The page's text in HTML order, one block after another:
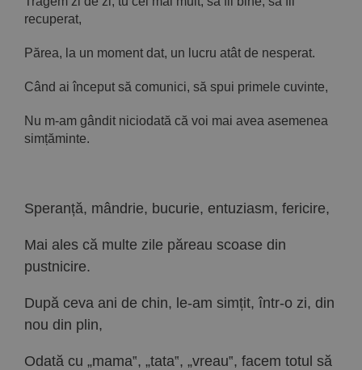
recuperat,
Părea, la un moment dat, un lucru atât de nesperat.
Când ai început să comunici, să spui primele cuvinte,
Nu m-am gândit niciodată că voi mai avea asemenea
simțăminte.
Speranță, mândrie, bucurie, entuziasm, fericire,
Mai ales că multe zile păreau scoase din
pustnicire.
După ceva ani de chin, le-am simțit, într-o zi, din
nou din plin,
Odată cu „mama‟, „tata‟, „vreau‟, facem totul să